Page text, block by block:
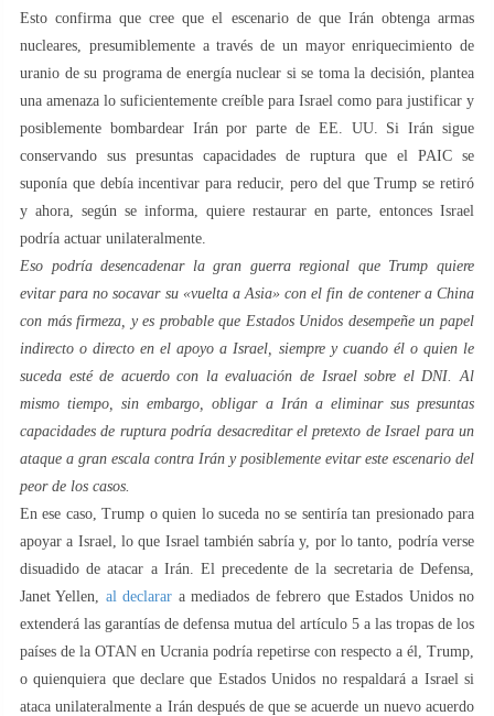
Esto confirma que cree que el escenario de que Irán obtenga armas
nucleares, presumiblemente a través de un mayor enriquecimiento de
uranio de su programa de energía nuclear si se toma la decisión, plantea
una amenaza lo suficientemente creíble para Israel como para justificar y
posiblemente bombardear Irán por parte de EE. UU. Si Irán sigue
conservando sus presuntas capacidades de ruptura que el PAIC se
suponía que debía incentivar para reducir, pero del que Trump se retiró
y ahora, según se informa, quiere restaurar en parte, entonces Israel
podría actuar unilateralmente.
Eso podría desencadenar la gran guerra regional que Trump quiere
evitar para no socavar su «vuelta a Asia» con el fin de contener a China
con más firmeza, y es probable que Estados Unidos desempeñe un papel
indirecto o directo en el apoyo a Israel, siempre y cuando él o quien le
suceda esté de acuerdo con la evaluación de Israel sobre el DNI.
Al
mismo tiempo, sin embargo, obligar a Irán a eliminar sus presuntas
capacidades de ruptura podría desacreditar el pretexto de Israel para un
ataque a gran escala contra Irán y posiblemente evitar este escenario del
peor de los casos.
En ese caso, Trump o quien lo suceda no se sentiría tan presionado para
apoyar a Israel, lo que Israel también sabría y, por lo tanto, podría verse
disuadido de atacar a Irán. El precedente de la secretaria de Defensa,
Janet Yellen, al declarar a mediados de febrero que Estados Unidos no
extenderá las garantías de defensa mutua del artículo 5 a las tropas de los
países de la OTAN en Ucrania podría repetirse con respecto a él, Trump,
o quienquiera que declare que Estados Unidos no respaldará a Israel si
ataca unilateralmente a Irán después de que se acuerde un nuevo acuerdo